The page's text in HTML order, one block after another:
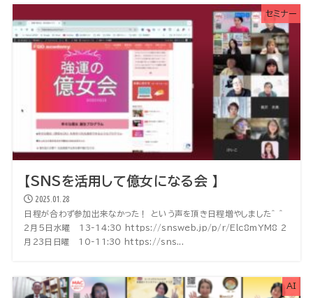
セミナー
【SNSを活用して億女になる会 】
2025.01.28
日程が合わず参加出来なかった！ という声を頂き日程増やしました^ ^
2月5日水曜 13-14:30 https://snsweb.jp/p/r/Elc8mYM8 2
月23日日曜 10-11:30 https://sns...
AI